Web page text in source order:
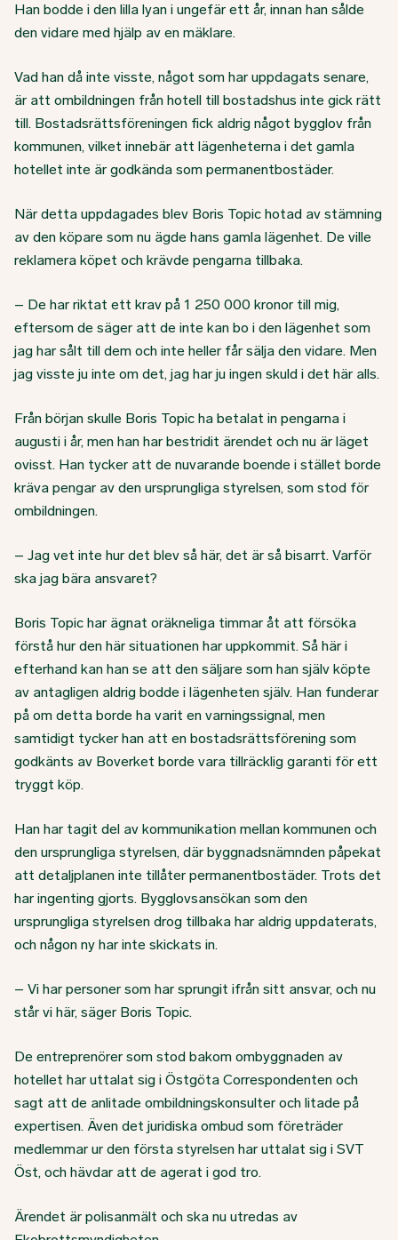
Han bodde i den lilla lyan i ungefär ett år, innan han sålde
den vidare med hjälp av en mäklare.
Vad han då inte visste, något som har uppdagats senare,
är att ombildningen från hotell till bostadshus inte gick rätt
till. Bostadsrättsföreningen fick aldrig något bygglov från
kommunen, vilket innebär att lägenheterna i det gamla
hotellet inte är godkända som permanentbostäder.
När detta uppdagades blev Boris Topic hotad av stämning
av den köpare som nu ägde hans gamla lägenhet. De ville
reklamera köpet och krävde pengarna tillbaka.
– De har riktat ett krav på 1 250 000 kronor till mig,
eftersom de säger att de inte kan bo i den lägenhet som
jag har sålt till dem och inte heller får sälja den vidare. Men
jag visste ju inte om det, jag har ju ingen skuld i det här alls.
Från början skulle Boris Topic ha betalat in pengarna i
augusti i år, men han har bestridit ärendet och nu är läget
ovisst. Han tycker att de nuvarande boende i stället borde
kräva pengar av den ursprungliga styrelsen, som stod för
ombildningen.
– Jag vet inte hur det blev så här, det är så bisarrt. Varför
ska jag bära ansvaret?
Boris Topic har ägnat oräkneliga timmar åt att försöka
förstå hur den här situationen har uppkommit. Så här i
efterhand kan han se att den säljare som han själv köpte
av antagligen aldrig bodde i lägenheten själv. Han funderar
på om detta borde ha varit en varningssignal, men
samtidigt tycker han att en bostadsrättsförening som
godkänts av Boverket borde vara tillräcklig garanti för ett
tryggt köp.
Han har tagit del av kommunikation mellan kommunen och
den ursprungliga styrelsen, där byggnadsnämnden påpekat
att detaljplanen inte tillåter permanentbostäder. Trots det
har ingenting gjorts. Bygglovsansökan som den
ursprungliga styrelsen drog tillbaka har aldrig uppdaterats,
och någon ny har inte skickats in.
– Vi har personer som har sprungit ifrån sitt ansvar, och nu
står vi här, säger Boris Topic.
De entreprenörer som stod bakom ombyggnaden av
hotellet har uttalat sig i Östgöta Correspondenten och
sagt att de anlitade ombildningskonsulter och litade på
expertisen. Även det juridiska ombud som företräder
medlemmar ur den första styrelsen har uttalat sig i SVT
Öst, och hävdar att de agerat i god tro.
Ärendet är polisanmält och ska nu utredas av